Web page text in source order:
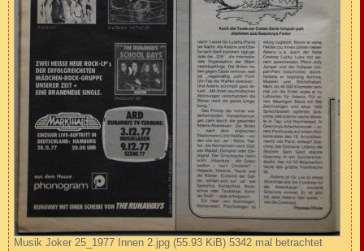
Musik Joker 25_1977 Innen 2.jpg (55.93 KiB) 5342 mal betrachtet